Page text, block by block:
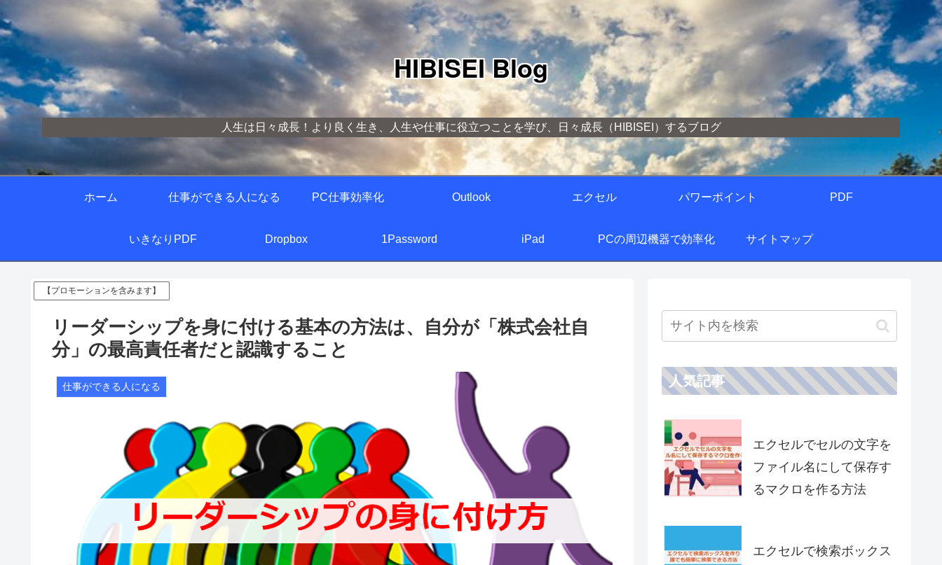
HIBISEI Blog
人生は日々成長！より良く生き、人生や仕事に役立つことを学び、日々成長（HIBISEI）するブログ
ホーム 仕事ができる人になる PC仕事効率化 Outlook エクセル パワーポイント PDF
いきなりPDF Dropbox 1Password iPad PCの周辺機器で効率化 サイトマップ
【プロモーションを含みます】
リーダーシップを身に付ける基本の方法は、自分が「株式会社自
分」の最高責任者だと認識すること
仕事ができる人になる 人気記事
エクセルでセルの文字を
ファイル名にして保存す
るマクロを作る方法
エクセルで検索ボックス